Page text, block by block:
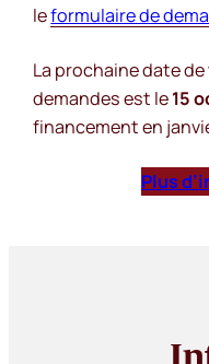
leformulaire de
La prochaine date
demandes est le15
financement en
Plus